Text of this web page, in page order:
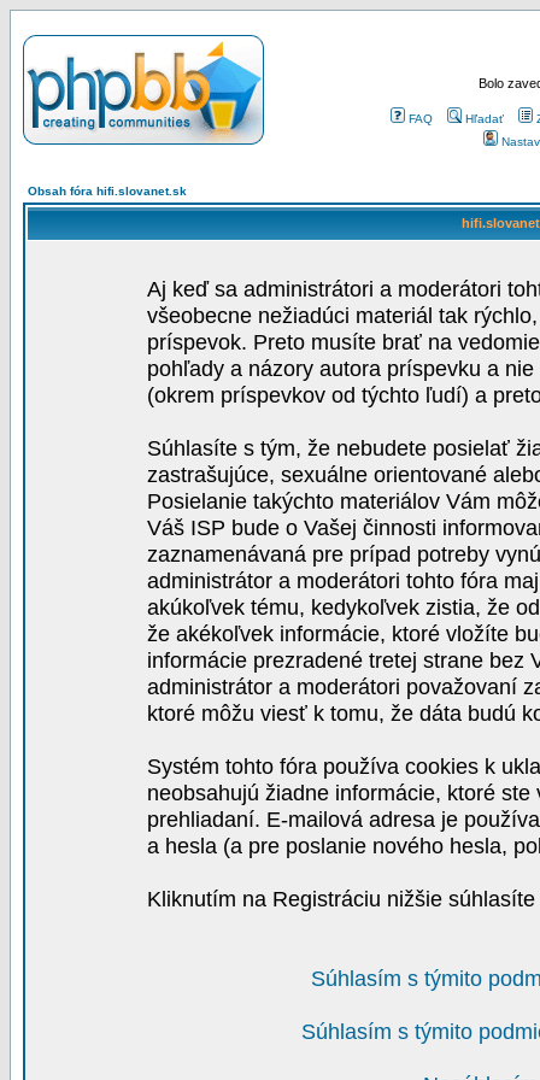
Bolo
FAQ Hľadať
Obsah fóra hifi.slovanet.sk
Aj keď sa administrátori a moderátori
všeobecne nežiadúci materiál tak
príspevok. Preto musíte brať na
pohľady a názory autora príspevku a
(okrem príspevkov od týchto ľudí) a
Súhlasíte s tým, že nebudete posielať
zastrašujúce, sexuálne orientované
Posielanie takýchto materiálov Vám
Váš ISP bude o Vašej činnosti
zaznamenávaná pre prípad potreby
administrátor a moderátori tohto fóra
akúkoľvek tému, kedykoľvek zistia, že
že akékoľvek informácie, ktoré vložíte
informácie prezradené tretej strane bez
administrátor a moderátori považovaní
ktoré môžu viesť k tomu, že dáta budú
Systém tohto fóra používa cookies k
neobsahujú žiadne informácie, ktoré
prehliadaní. E-mailová adresa je
a hesla (a pre poslanie nového hesla,
Kliknutím na Registráciu nižšie
Súhlasím s týmito
Súhlasím s týmito